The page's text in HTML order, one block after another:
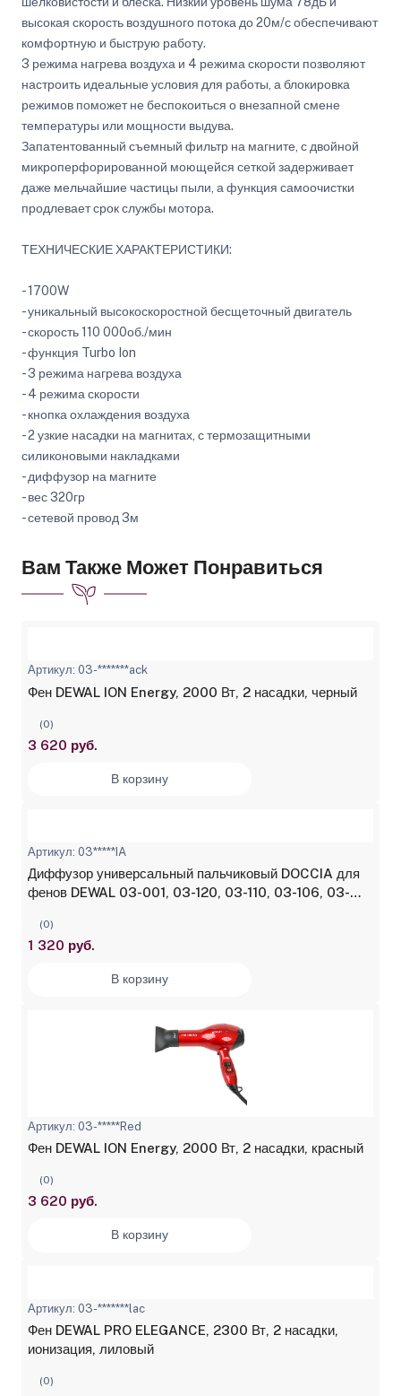
высокая скорость воздушного потока до 20м/с обеспечивают
комфортную и быструю работу.
3 режима нагрева воздуха и 4 режима скорости позволяют
настроить идеальные условия для работы, а блокировка
режимов поможет не беспокоиться о внезапной смене
температуры или мощности выдува.
Запатентованный съемный фильтр на магните, с двойной
микроперфорированной моющейся сеткой задерживает
даже мельчайшие частицы пыли, а функция самоочистки
продлевает срок службы мотора.
ТЕХНИЧЕСКИЕ ХАРАКТЕРИСТИКИ:
- 1700W
- уникальный высокоскоростной бесщеточный двигатель
- скорость 110 000об./мин
- функция Turbo Ion
- 3 режима нагрева воздуха
- 4 режима скорости
- кнопка охлаждения воздуха
- 2 узкие насадки на магнитах, с термозащитными
силиконовыми накладками
- диффузор на магните
- вес 320гр
- сетевой провод 3м
Вам Также Может Понравиться
Артикул: 03-*******ack
Фен DEWAL ION Energy, 2000 Вт, 2 насадки, черный
(0)
3 620 руб.
В корзину
Артикул: 03*****IA
Диффузор универсальный пальчиковый DOCCIA для
фенов DEWAL 03-001, 03-120, 03-110, 03-106, 03-
(0)
1 320 руб.
В корзину
Артикул: 03-*****Red
Фен DEWAL ION Energy, 2000 Вт, 2 насадки, красный
(0)
3 620 руб.
В корзину
Артикул: 03-*******lac
Фен DEWAL PRO ELEGANCE, 2300 Вт, 2 насадки,
ионизация, лиловый
(0)